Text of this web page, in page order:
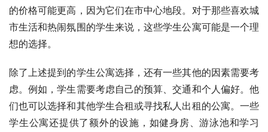
的价格可能更高，因为它们在市中心地段。对于那些喜欢城
市生活和热闹氛围的学生来说，这些学生公寓可能是一个理
想的选择。
除了上述提到的学生公寓选择，还有一些其他的因素需要考
虑。例如，学生需要考虑自己的预算、交通和个人偏好。他
们也可以选择和其他学生合租或寻找私人出租的公寓。一些
学生公寓还提供了额外的设施，如健身房、游泳池和学习